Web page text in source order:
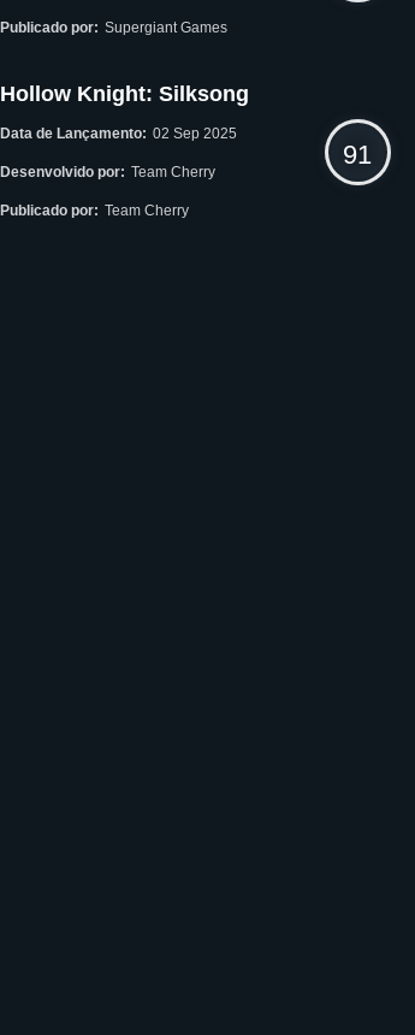
Publicado por: Supergiant Games
Hollow Knight: Silksong
Data de Lançamento: 02 Sep 2025
Desenvolvido por: Team Cherry
Publicado por: Team Cherry
91